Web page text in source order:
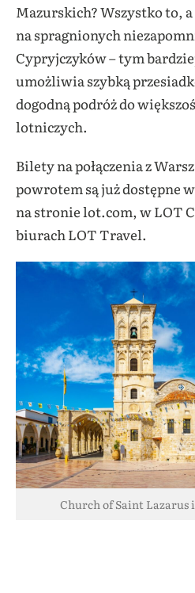
Mazurskich? Wszystko to,
na spragnionych
Cypryjczyków – tym
umożliwia szybką
dogodną podróż do
lotniczych.
Bilety na połączenia z
powrotem są już dostępne
na stronie lot.com, w LOT
biurach LOT Travel.
Church of Saint Lazarus